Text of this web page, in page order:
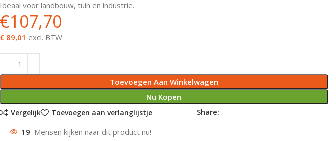
Ideaal voor landbouw, tuin en industrie.
€107,70
€ 89,01 excl. BTW
Toevoegen Aan Winkelwagen
Nu Kopen
Vergelijk Toevoegen aan verlanglijstje Share:
19 Mensen kijken naar dit product nu!